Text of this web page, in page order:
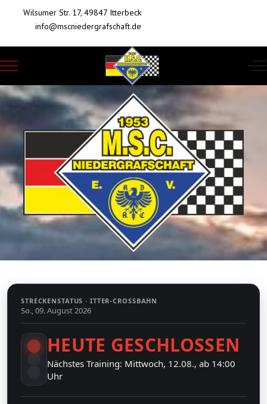
Wilsumer Str. 17, 49847 Itterbeck
info@mscniedergrafschaft.de
Mobile Menu Toggle
STRECKENSTATUS · ITTER-CROSSBAHN
So., 09. August 2026
HEUTE GESCHLOSSEN
Nächstes Training: Mittwoch, 12.08., ab 14:00
Uhr